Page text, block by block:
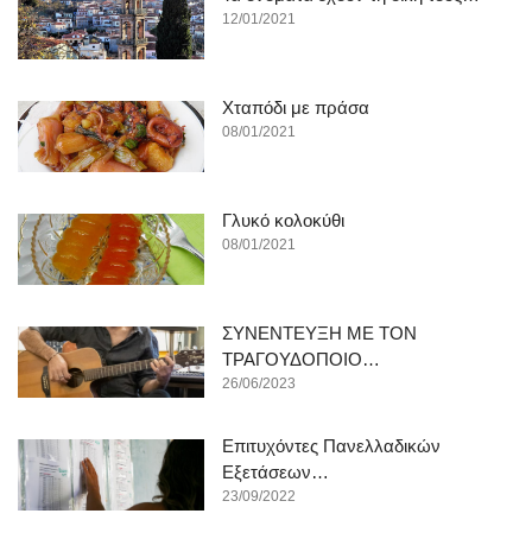
12/01/2021
Χταπόδι με πράσα
08/01/2021
Γλυκό κολοκύθι
08/01/2021
ΣΥΝΕΝΤΕΥΞΗ ΜΕ ΤΟΝ
ΤΡΑΓΟΥΔΟΠΟΙΟ…
26/06/2023
Επιτυχόντες Πανελλαδικών
Εξετάσεων…
23/09/2022